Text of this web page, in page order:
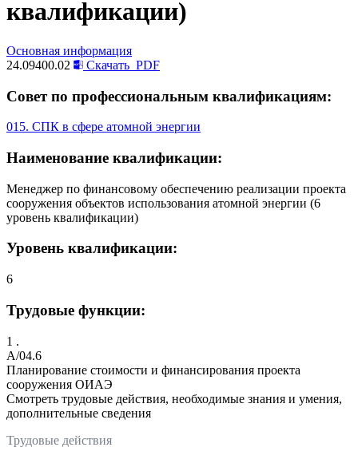
квалификации)
Основная информация
24.09400.02
Скачать PDF
Совет по профессиональным квалификациям:
015. СПК в сфере атомной энергии
Наименование квалификации:
Менеджер по финансовому обеспечению реализации проекта
сооружения объектов использования атомной энергии (6
уровень квалификации)
Уровень квалификации:
6
Трудовые функции:
1 .
A/04.6
Планирование стоимости и финансирования проекта
сооружения ОИАЭ
Смотреть трудовые действия, необходимые знания и умения,
дополнительные сведения
Трудовые действия